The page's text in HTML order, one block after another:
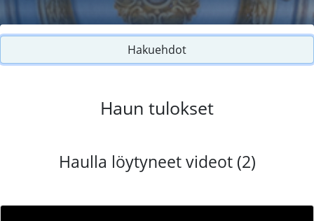
Hakuehdot
Haun tulokset
Haulla löytyneet videot (2)